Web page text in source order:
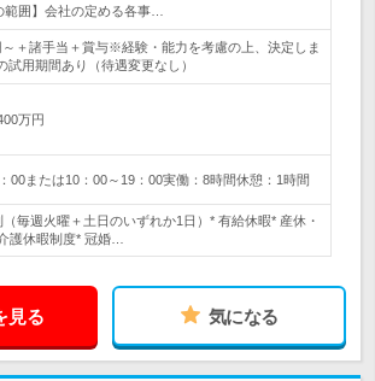
範囲】会社の定める各事…
～＋諸手当＋賞与※経験・能力を考慮の上、決定しま
用期間あり（待遇変更なし）
万円
00または10：00～19：00実働：8時間休憩：1時間
毎週火曜＋土日のいずれか1日）* 有給休暇* 産休・
護休暇制度* 冠婚…
見る 気になる